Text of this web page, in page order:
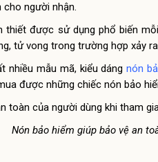
cho người nhận.
thiết được sử dụng phổ biến
tử vong trong trường hợp xảy
nhiều mẫu mã, kiểu dángnón
được những chiếc nón bảo
Nón bảo hiểm giúp bảo vệ an